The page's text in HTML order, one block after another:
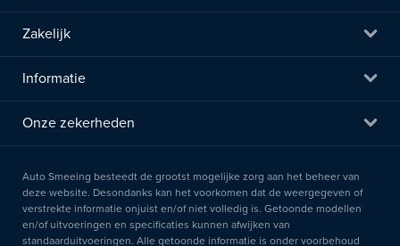
Zakelijk
Informatie
Onze zekerheden
Auto Smeeing besteedt de grootst mogelijke zorg aan het beheer van
deze website. Desondanks kan het voorkomen dat de weergegeven of
verstrekte informatie onjuist en/of niet volledig is. Getoonde modellen
en/of uitvoeringen en specificaties kunnen afwijken van
standaarduitvoeringen. Alle getoonde informatie is onder voorbehoud